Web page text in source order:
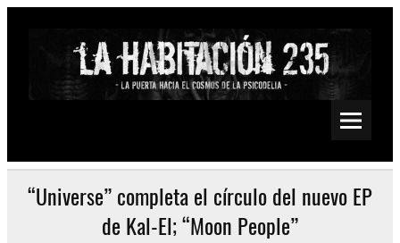
Saltar
Psychedelic, Stoner, Doom, Sludge, Fuzz, Space, Drone
“Universe” completa el círculo del nuevo EP
de Kal-El; “Moon People”